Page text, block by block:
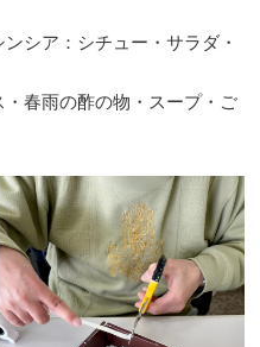
シア：シチュー・サラダ・
春雨の酢の物・スープ・ご